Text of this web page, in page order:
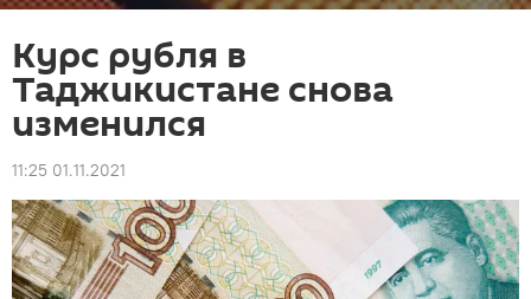
Курс рубля в
Таджикистане снова
изменился
11:25 01.11.2021